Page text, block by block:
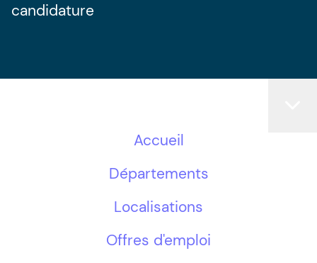
candidature
Accueil
Départements
Localisations
Offres d'emploi